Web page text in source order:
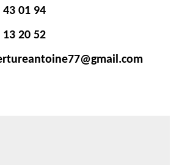
43 01 94
13 20 52